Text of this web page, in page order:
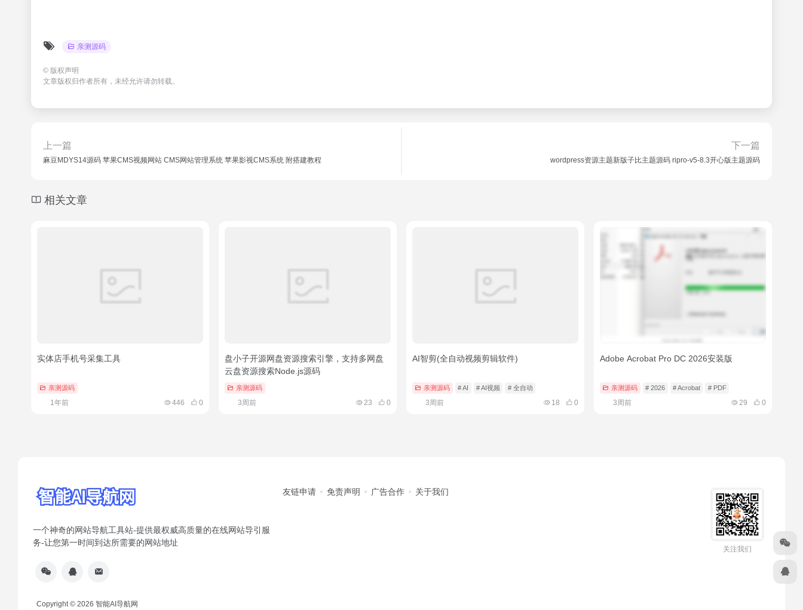
亲测源码
© 版权声明
文章版权归作者所有，未经允许请勿转载。
上一篇
麻豆MDYS14源码 苹果CMS视频网站 CMS网站管理系统 苹果影视CMS系统 附搭建教程
下一篇
wordpress资源主题新版子比主题源码 ripro-v5-8.3开心版主题源码
相关文章
实体店手机号采集工具
亲测源码
1年前 446 0
盘小子开源网盘资源搜索引擎，支持多网盘
云盘资源搜索Node.js源码
亲测源码
3周前 23 0
AI智剪(全自动视频剪辑软件)
亲测源码 # AI # AI视频 # 全自动
3周前 18 0
Adobe Acrobat Pro DC 2026安装版
亲测源码 # 2026 # Acrobat # PDF
3周前 29 0
一个神奇的网站导航工具站-提供最权威高质量的在线网站导引服
务-让您第一时间到达所需要的网站地址
友链申请 免责声明 广告合作 关于我们
关注我们
Copyright © 2026 智能AI导航网